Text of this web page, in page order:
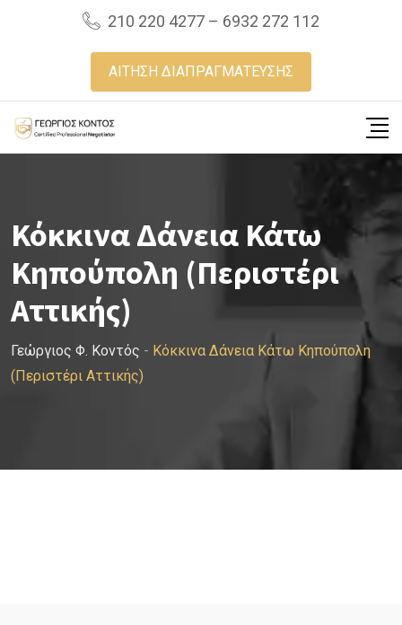
210 220 4277 – 6932 272 112
ΑΙΤΗΣΗ ΔΙΑΠΡΑΓΜΑΤΕΥΣΗΣ
Κόκκινα Δάνεια Κάτω
Κηπούπολη (Περιστέρι
Αττικής)
Γεώργιος Φ. Κοντός - Κόκκινα Δάνεια Κάτω Κηπούπολη
(Περιστέρι Αττικής)